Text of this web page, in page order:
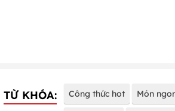
TỪ KHÓA: Công thức hot Món